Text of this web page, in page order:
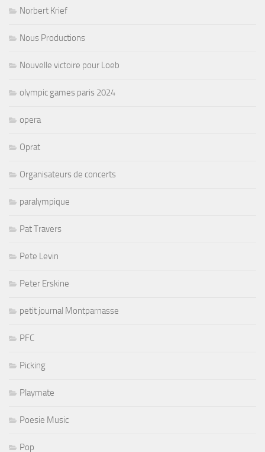
Norbert Krief
Nous Productions
Nouvelle victoire pour Loeb
olympic games paris 2024
opera
Oprat
Organisateurs de concerts
paralympique
Pat Travers
Pete Levin
Peter Erskine
petit journal Montparnasse
PFC
Picking
Playmate
Poesie Music
Pop